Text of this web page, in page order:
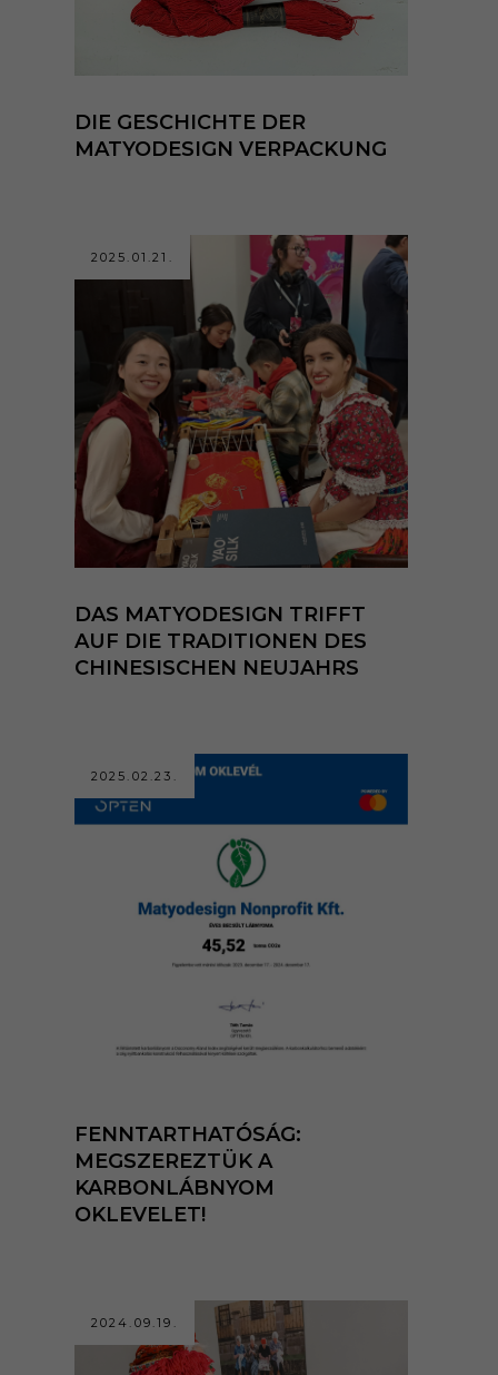
DIE GESCHICHTE DER
MATYODESIGN VERPACKUNG
2025.01.21.
DAS MATYODESIGN TRIFFT
AUF DIE TRADITIONEN DES
CHINESISCHEN NEUJAHRS
2025.02.23.
FENNTARTHATÓSÁG:
MEGSZEREZTÜK A
KARBONLÁBNYOM
OKLEVELET!
2024.09.19.